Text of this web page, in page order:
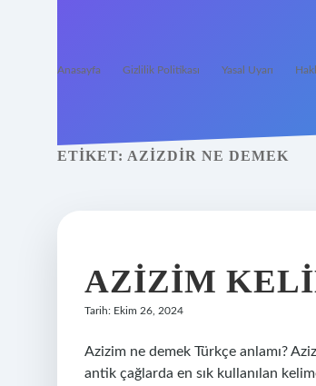
Anasayfa Gizlilik Politikası Yasal Uyarı
ETIKET: AZIZDIR NE DEMEK
AZIZIM
Tarih: Ekim 26, 2024
Azizim ne demek Türkçe anlamı?
antik çağlarda en sık kullanılan